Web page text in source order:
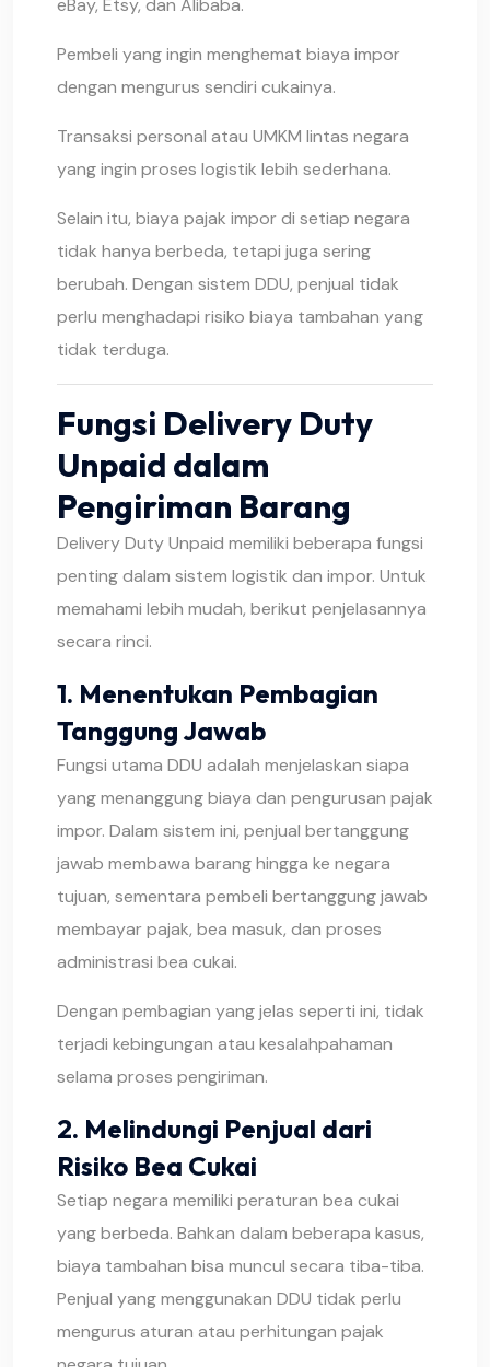
eBay, Etsy, dan Alibaba.
Pembeli yang ingin menghemat biaya impor
dengan mengurus sendiri cukainya.
Transaksi personal atau UMKM lintas negara
yang ingin proses logistik lebih sederhana.
Selain itu, biaya pajak impor di setiap negara
tidak hanya berbeda, tetapi juga sering
berubah. Dengan sistem DDU, penjual tidak
perlu menghadapi risiko biaya tambahan yang
tidak terduga.
Fungsi Delivery Duty
Unpaid dalam
Pengiriman Barang
Delivery Duty Unpaid memiliki beberapa fungsi
penting dalam sistem logistik dan impor. Untuk
memahami lebih mudah, berikut penjelasannya
secara rinci.
1. Menentukan Pembagian
Tanggung Jawab
Fungsi utama DDU adalah menjelaskan siapa
yang menanggung biaya dan pengurusan pajak
impor. Dalam sistem ini, penjual bertanggung
jawab membawa barang hingga ke negara
tujuan, sementara pembeli bertanggung jawab
membayar pajak, bea masuk, dan proses
administrasi bea cukai.
Dengan pembagian yang jelas seperti ini, tidak
terjadi kebingungan atau kesalahpahaman
selama proses pengiriman.
2. Melindungi Penjual dari
Risiko Bea Cukai
Setiap negara memiliki peraturan bea cukai
yang berbeda. Bahkan dalam beberapa kasus,
biaya tambahan bisa muncul secara tiba-tiba.
Penjual yang menggunakan DDU tidak perlu
mengurus aturan atau perhitungan pajak